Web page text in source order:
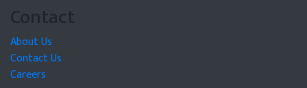
Contact
About Us
Contact Us
Careers